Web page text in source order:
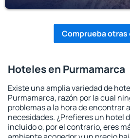
Comprueba
Hoteles en Purmamarca
Existe una amplia variedad de
Purmamarca, razón por la cual
problemas a la hora de encontrar
necesidades. ¿Prefieres un hotel
incluido o, por el contrario, eres